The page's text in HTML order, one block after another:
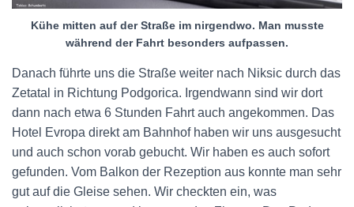
Kühe mitten auf der Straße im nirgendwo. Man musste
während der Fahrt besonders aufpassen.
Danach führte uns die Straße weiter nach Niksic durch das
Zetatal in Richtung Podgorica. Irgendwann sind wir dort
dann nach etwa 6 Stunden Fahrt auch angekommen. Das
Hotel Evropa direkt am Bahnhof haben wir uns ausgesucht
und auch schon vorab gebucht. Wir haben es auch sofort
gefunden. Vom Balkon der Rezeption aus konnte man sehr
gut auf die Gleise sehen. Wir checkten ein, was